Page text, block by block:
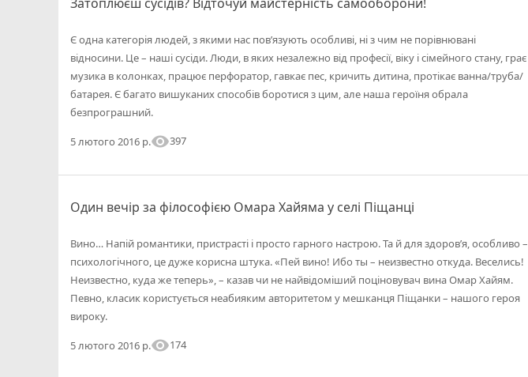
Є одна категорія людей, з якими нас пов’язують особливі, ні з чим не порівнювані
відносини. Це – наші сусіди. Люди, в яких незалежно від професії, віку і сімейного стану, грає
музика в колонках, працює перфоратор, гавкає пес, кричить дитина, протікає ванна/труба/
батарея. Є багато вишуканих способів боротися з цим, але наша героїня обрала
безпрограшний.
5 лютого 2016 р.visibility397
Один вечір за філософією Омара Хайяма у селі Піщанці
Вино… Напій романтики, пристрасті і просто гарного настрою. Та й для здоров’я, особливо –
психологічного, це дуже корисна штука. «Пей вино! Ибо ты – неизвестно откуда. Веселись!
Неизвестно, куда же теперь», – казав чи не найвідоміший поціновувач вина Омар Хайям.
Певно, класик користується неабияким авторитетом у мешканця Піщанки – нашого героя
вироку.
5 лютого 2016 р.visibility174